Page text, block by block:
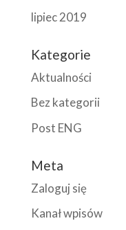
lipiec 2019
Kategorie
Aktualności
Bez kategorii
Post ENG
Meta
Zaloguj się
Kanał wpisów